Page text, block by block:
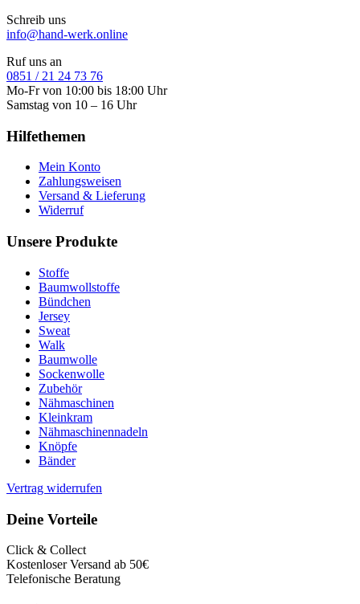
Schreib uns
info@hand-werk.online
Ruf uns an
0851 / 21 24 73 76
Mo-Fr von 10:00 bis 18:00 Uhr
Samstag von 10 – 16 Uhr
Hilfethemen
Mein Konto
Zahlungsweisen
Versand & Lieferung
Widerruf
Unsere Produkte
Stoffe
Baumwollstoffe
Bündchen
Jersey
Sweat
Walk
Baumwolle
Sockenwolle
Zubehör
Nähmaschinen
Kleinkram
Nähmaschinennadeln
Knöpfe
Bänder
Vertrag widerrufen
Deine Vorteile
Click & Collect
Kostenloser Versand ab 50€
Telefonische Beratung